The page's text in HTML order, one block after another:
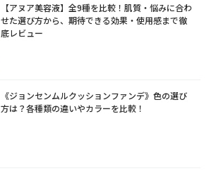
【アヌア美容液】全9種を比較！肌質・悩みに合わ
せた選び方から、期待できる効果・使用感まで徹
底レビュー
《ジョンセンムルクッションファンデ》色の選び
方は？各種類の違いやカラーを比較！